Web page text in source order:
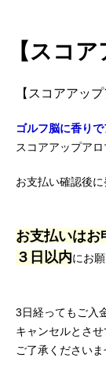
【スコ
【スコアアッ
ゴルフ脳に香り
スコアアップア
お支払い確認後に
お支払いはお
３日以内にお
3日経ってもご入
キャンセルとさせ
ご了承ください